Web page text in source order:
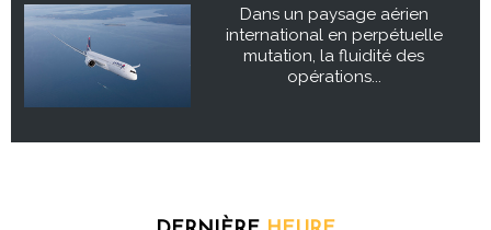
Dans un paysage aérien
international en perpétuelle
mutation, la fluidité des
opérations...